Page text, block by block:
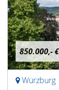
850.000,- €
Würzburg